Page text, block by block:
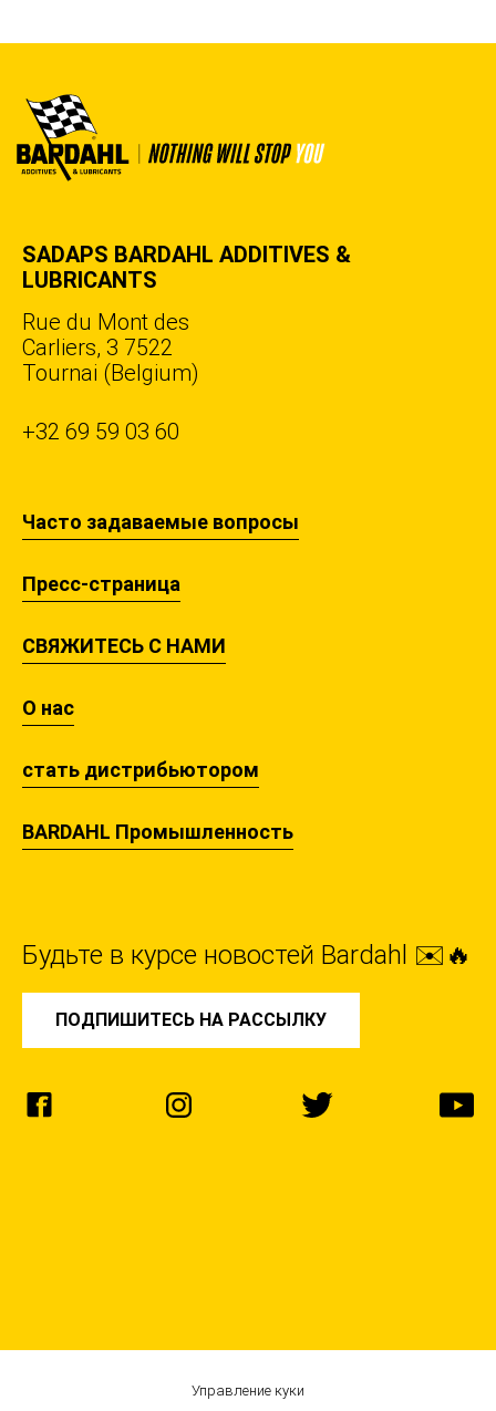
SADAPS BARDAHL ADDITIVES &
LUBRICANTS
Rue du Mont des
Carliers, 3 7522
Tournai (Belgium)
+32 69 59 03 60
Часто задаваемые вопросы
Пресс-страница
СВЯЖИТЕСЬ С НАМИ
О нас
стать дистрибьютором
BARDAHL Промышленность
Будьте в курсе новостей Bardahl ✉️🔥
ПОДПИШИТЕСЬ НА РАССЫЛКУ
Управление куки